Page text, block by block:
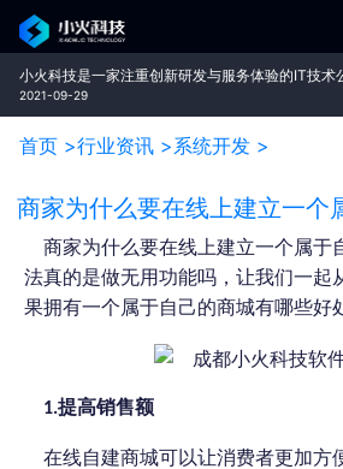
小火科技是一家注重创新研发与服务体验的IT技术
2021-09-29
首页 >行业资讯 >系统开发 >
商家为什么要在线上建立一个
商家为什么要在线上建立一个属于
法真的是做无用功能吗，让我们一起
果拥有一个属于自己的商城有哪些好
1.提高销售额
在线自建商城可以让消费者更加方